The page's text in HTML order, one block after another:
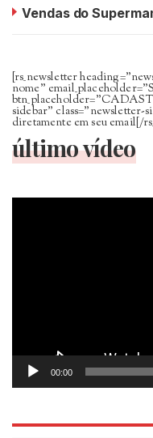
Vendas do
[rs_newsletter
nome”
sidebar” class=”newsletter-
diretamente em seu email[/
último vídeo
Tocador
00:00